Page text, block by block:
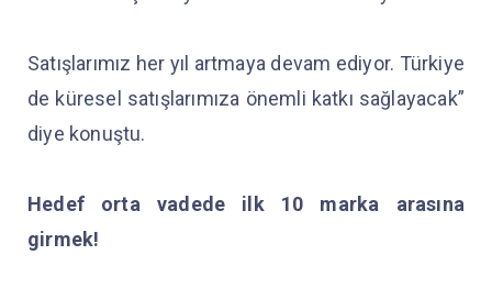
Satışlarımız her yıl artmaya devam ediyor. Türkiye
de küresel satışlarımıza önemli katkı sağlayacak”
diye konuştu.
Hedef orta vadede ilk 10 marka arasına
girmek!